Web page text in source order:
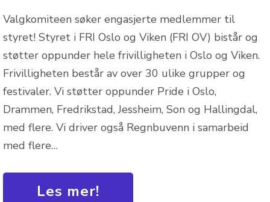
Valgkomiteen søker engasjerte medlemmer til
styret! Styret i FRI Oslo og Viken (FRI OV) bistår og
støtter oppunder hele frivilligheten i Oslo og Viken.
Frivilligheten består av over 30 ulike grupper og
festivaler. Vi støtter oppunder Pride i Oslo,
Drammen, Fredrikstad, Jessheim, Son og Hallingdal,
med flere. Vi driver også Regnbuvenn i samarbeid
med flere…
Les mer!